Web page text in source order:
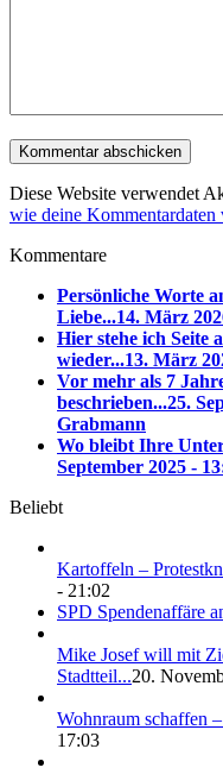
Diese Website verwendet
wie deine Kommentardaten
Kommentare
Persönliche Worte
Liebe...14. März
Hier stehe ich Seite
wieder...13. März
Vor mehr als 7
beschrieben...25.
Grabmann
Wo bleibt Ihre
September 2025 -
Beliebt
Kartoffeln –
- 21:02
SPD Spendenaffäre
Mike Josef will mit
Stadtteil...20.
Wohnraum schaffen
17:03